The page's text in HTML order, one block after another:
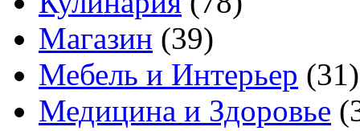
Магазин (39)
Мебель и Интерьер (31)
Медицина и Здоровье